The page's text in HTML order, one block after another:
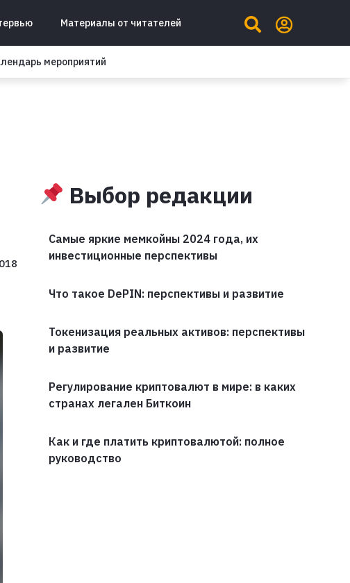
Материалы от читателей
мероприятий
Выбор редакции
Самые яркие мемкойны 2024 года, их
инвестиционные перспективы
Что такое DePIN: перспективы и развитие
Токенизация реальных активов: перспективы
и развитие
Регулирование криптовалют в мире: в каких
странах легален Биткоин
Как и где платить криптовалютой: полное
руководство